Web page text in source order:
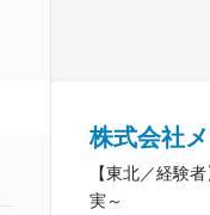
株式会社
【東北／経験
実～